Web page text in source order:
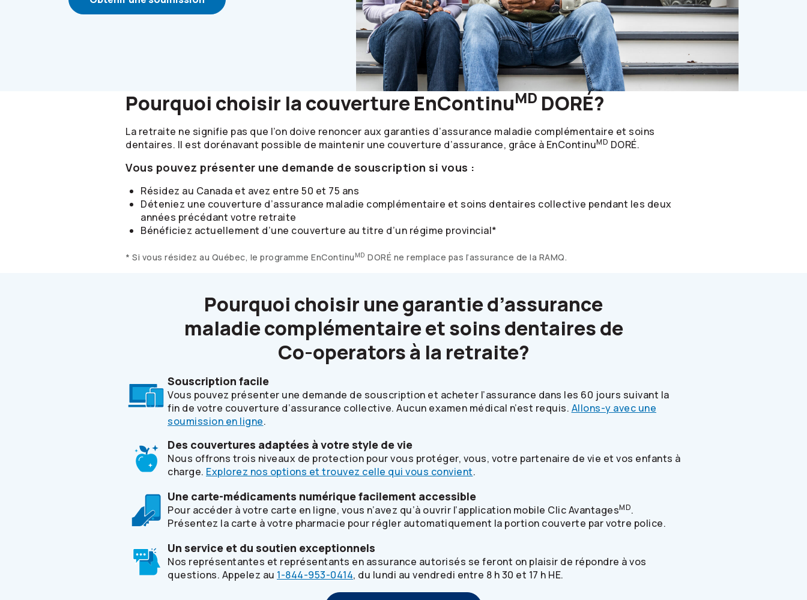
Pourquoi choisir la couverture EnContinuMD DORÉ?
La retraite ne signifie pas que l’on doive renoncer aux garanties d’assurance maladie complémentaire et soins
dentaires. Il est dorénavant possible de maintenir une couverture d’assurance, grâce à EnContinuMD DORÉ.
Vous pouvez présenter une demande de souscription si vous :
Résidez au Canada et avez entre 50 et 75 ans
Déteniez une couverture d’assurance maladie complémentaire et soins dentaires collective pendant les deux
années précédant votre retraite
Bénéficiez actuellement d’une couverture au titre d’un régime provincial*
* Si vous résidez au Québec, le programme EnContinu MD DORÉ ne remplace pas l’assurance de la RAMQ.
Pourquoi choisir une garantie d’assurance
maladie complémentaire et soins dentaires de
Co-operatorsà la retraite?
Souscription facile
Vous pouvez présenter une demande de souscription et acheter l’assurance dans les 60 jours suivant la
fin de votre couverture d’assurance collective. Aucun examen médical n’est requis. Allons-y avec une
soumission en ligne.
Des couvertures adaptées à votre style de vie
Nous offrons trois niveaux de protection pour vous protéger, vous, votre partenaire de vie et vos enfants à
charge. Explorez nos options et trouvez celle qui vous convient.
Une carte-médicaments numérique facilement accessible
Pour accéder à votre carte en ligne, vous n’avez qu’à ouvrir l’application mobile Clic AvantagesMD.
Présentez la carte à votre pharmacie pour régler automatiquement la portion couverte par votre police.
Un service et du soutien exceptionnels
Nos représentantes et représentants en assurance autorisés se feront on plaisir de répondre à vos
questions. Appelez au 1-844-953-0414, du lundi au vendredi entre 8 h 30 et 17 h HE.